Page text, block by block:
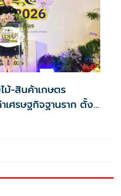
ม้-สินค้าเกษตร
ศรษฐกิจฐานราก ตั้ง